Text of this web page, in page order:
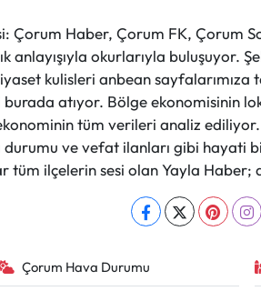
Çorum Haber, Çorum FK, Çorum
anlayışıyla okurlarıyla
kulisleri anbean sayfalarımıza
atıyor. Bölge ekonomisinin
tüm verileri analiz
ve vefat ilanları gibi hayati
tüm ilçelerin sesi olan Yayla Haber;
Çorum Hava Durumu